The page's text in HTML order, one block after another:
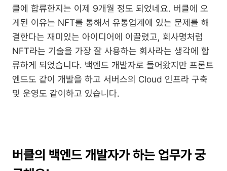
클에 합류한지는 이제 9개월 정도 되었네요. 버클에 오
게된 이유는 NFT를 통해서 유통업계에 있는 문제를 해
결한다는 재미있는 아이디어에 이끌렸고, 회사명처럼
NFT라는 기술을 가장 잘 사용하는 회사라는 생각에 합
류하게 되었습니다. 백엔드 개발자로 들어왔지만 프론트
엔드도 같이 개발을 하고 서버스의 Cloud 인프라 구축
및 운영도 같이하고 있습니다.
버클의 백엔드 개발자가 하는 업무가 궁